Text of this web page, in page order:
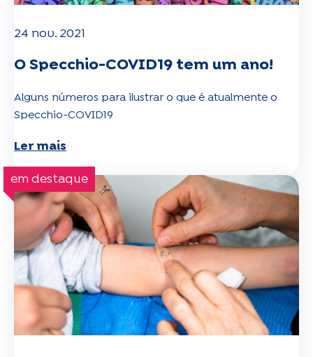
24 nov. 2021
O Specchio-COVID19 tem um ano!
Alguns números para ilustrar o que é atualmente o
Specchio-COVID19
Ler mais
em destaque